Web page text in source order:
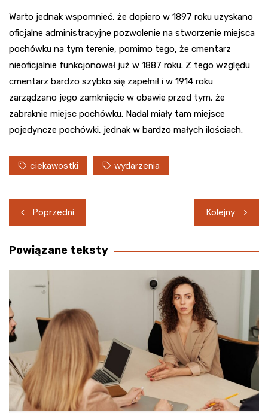
Warto jednak wspomnieć, że dopiero w 1897 roku uzyskano
oficjalne administracyjne pozwolenie na stworzenie miejsca
pochówku na tym terenie, pomimo tego, że cmentarz
nieoficjalnie funkcjonował już w 1887 roku. Z tego względu
cmentarz bardzo szybko się zapełnił i w 1914 roku
zarządzano jego zamknięcie w obawie przed tym, że
zabraknie miejsc pochówku. Nadal miały tam miejsce
pojedyncze pochówki, jednak w bardzo małych ilościach.
ciekawostki wydarzenia
Nawigacja
wpisu
Poprzedni Kolejny
Powiązane teksty